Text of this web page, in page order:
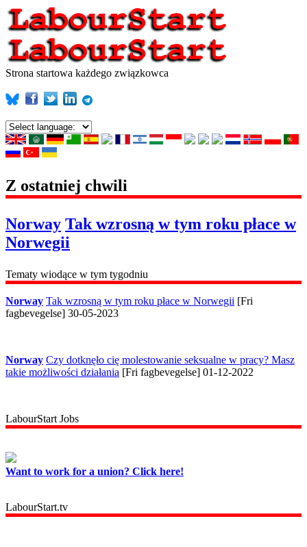
Strona startowa każdego związkowca
Z ostatniej chwili
Norway Tak wzrosną w tym roku płace w
Norwegii
Tematy wiodące w tym tygodniu
Norway Tak wzrosną w tym roku płace w Norwegii [Fri
fagbevegelse] 30-05-2023
Norway Czy dotknęło cię molestowanie seksualne w pracy? Masz
takie możliwości działania [Fri fagbevegelse] 01-12-2022
LabourStart Jobs
Want to work for a union? Click here!
LabourStart.tv